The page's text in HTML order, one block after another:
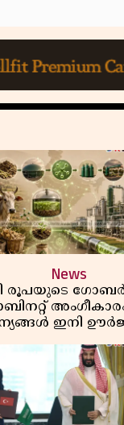
News
രൂപയുടെ
ഇനി